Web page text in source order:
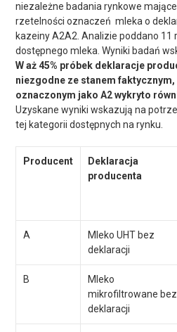
niezależne badania rynkowe
rzetelności oznaczeń mleka o
kazeiny A2A2. Analizie poddano 11
dostępnego mleka. Wyniki badań
W aż 45% próbek deklaracje
niezgodne ze stanem
oznaczonym jako A2 wykryto
Uzyskane wyniki wskazują na
tej kategorii dostępnych na rynku.
Producent
Deklaracja
producenta
A
Mleko UHT bez
deklaracji
B
Mleko
mikrofiltrowane bez
deklaracji